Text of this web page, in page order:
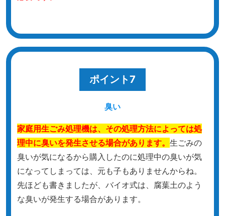
ポイント7
臭い
家庭用生ごみ処理機は、その処理方法によっては処
理中に臭いを発生させる場合があります。 生ごみの
臭いが気になるから購入したのに処理中の臭いが気
になってしまっては、元も子もありませんからね。
先ほども書きましたが、バイオ式は、腐葉土のよう
な臭いが発生する場合があります。